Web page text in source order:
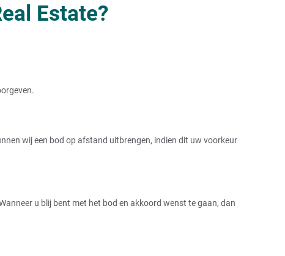
Estate?
wij een bod op afstand uitbrengen, indien dit uw voorkeur
u blij bent met het bod en akkoord wenst te gaan, dan